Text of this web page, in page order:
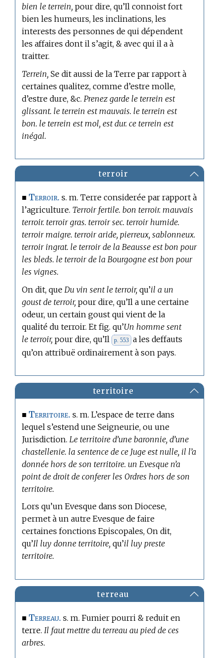
bien le terrein, pour dire, qu’Il connoist fort
bien les humeurs, les inclinations, les
interests des personnes de qui dépendent
les affaires dont il s’agit, & avec qui il a à
traitter.
Terrein, Se dit aussi de la Terre par rapport à
certaines qualitez, comme d’estre molle,
d’estre dure, &c. Prenez garde le terrein est
glissant. le terrein est mauvais. le terrein est
bon. le terrein est mol, est dur. ce terrein est
inégal.
terroir
■Terroir. s. m. Terre considerée par rapport à
l’agriculture. Terroir fertile. bon terroir. mauvais
terroir. terroir gras. terroir sec. terroir humide.
terroir maigre. terroir aride, pierreux, sablonneux.
terroir ingrat. le terroir de la Beausse est bon pour
les bleds. le terroir de la Bourgogne est bon pour
les vignes.
On dit, queDu vin sent le terroir, qu’il a un
goust de terroir, pour dire, qu’Il a une certaine
odeur, un certain goust qui vient de la
qualité du terroir. Et fig. qu’Un homme sent
le terroir, pour dire, qu’Il p. 553 a les deffauts
qu’on attribuë ordinairement à son pays.
territoire
■Territoire. s. m. L’espace de terre dans
lequel s’estend une Seigneurie, ou une
Jurisdiction. Le territoire d’une baronnie, d’une
chastellenie. la sentence de ce Juge est nulle, il l’a
donnée hors de son territoire. un Evesque n’a
point de droit de conferer les Ordres hors de son
territoire.
Lors qu’un Evesque dans son Diocese,
permet à un autre Evesque de faire
certaines fonctions Episcopales, On dit,
qu’Il luy donne territoire, qu’il luy preste
territoire.
terreau
■Terreau. s. m. Fumier pourri & reduit en
terre. Il faut mettre du terreau au pied de ces
arbres.